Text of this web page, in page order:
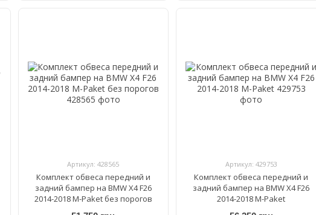
Артикул: 428565
Комплект обвеса передний и
задний бампер на BMW X4 F26
2014-2018 M-Paket без порогов
Артикул: 429753
Комплект обвеса передний и
задний бампер на BMW X4 F26
2014-2018 M-Paket